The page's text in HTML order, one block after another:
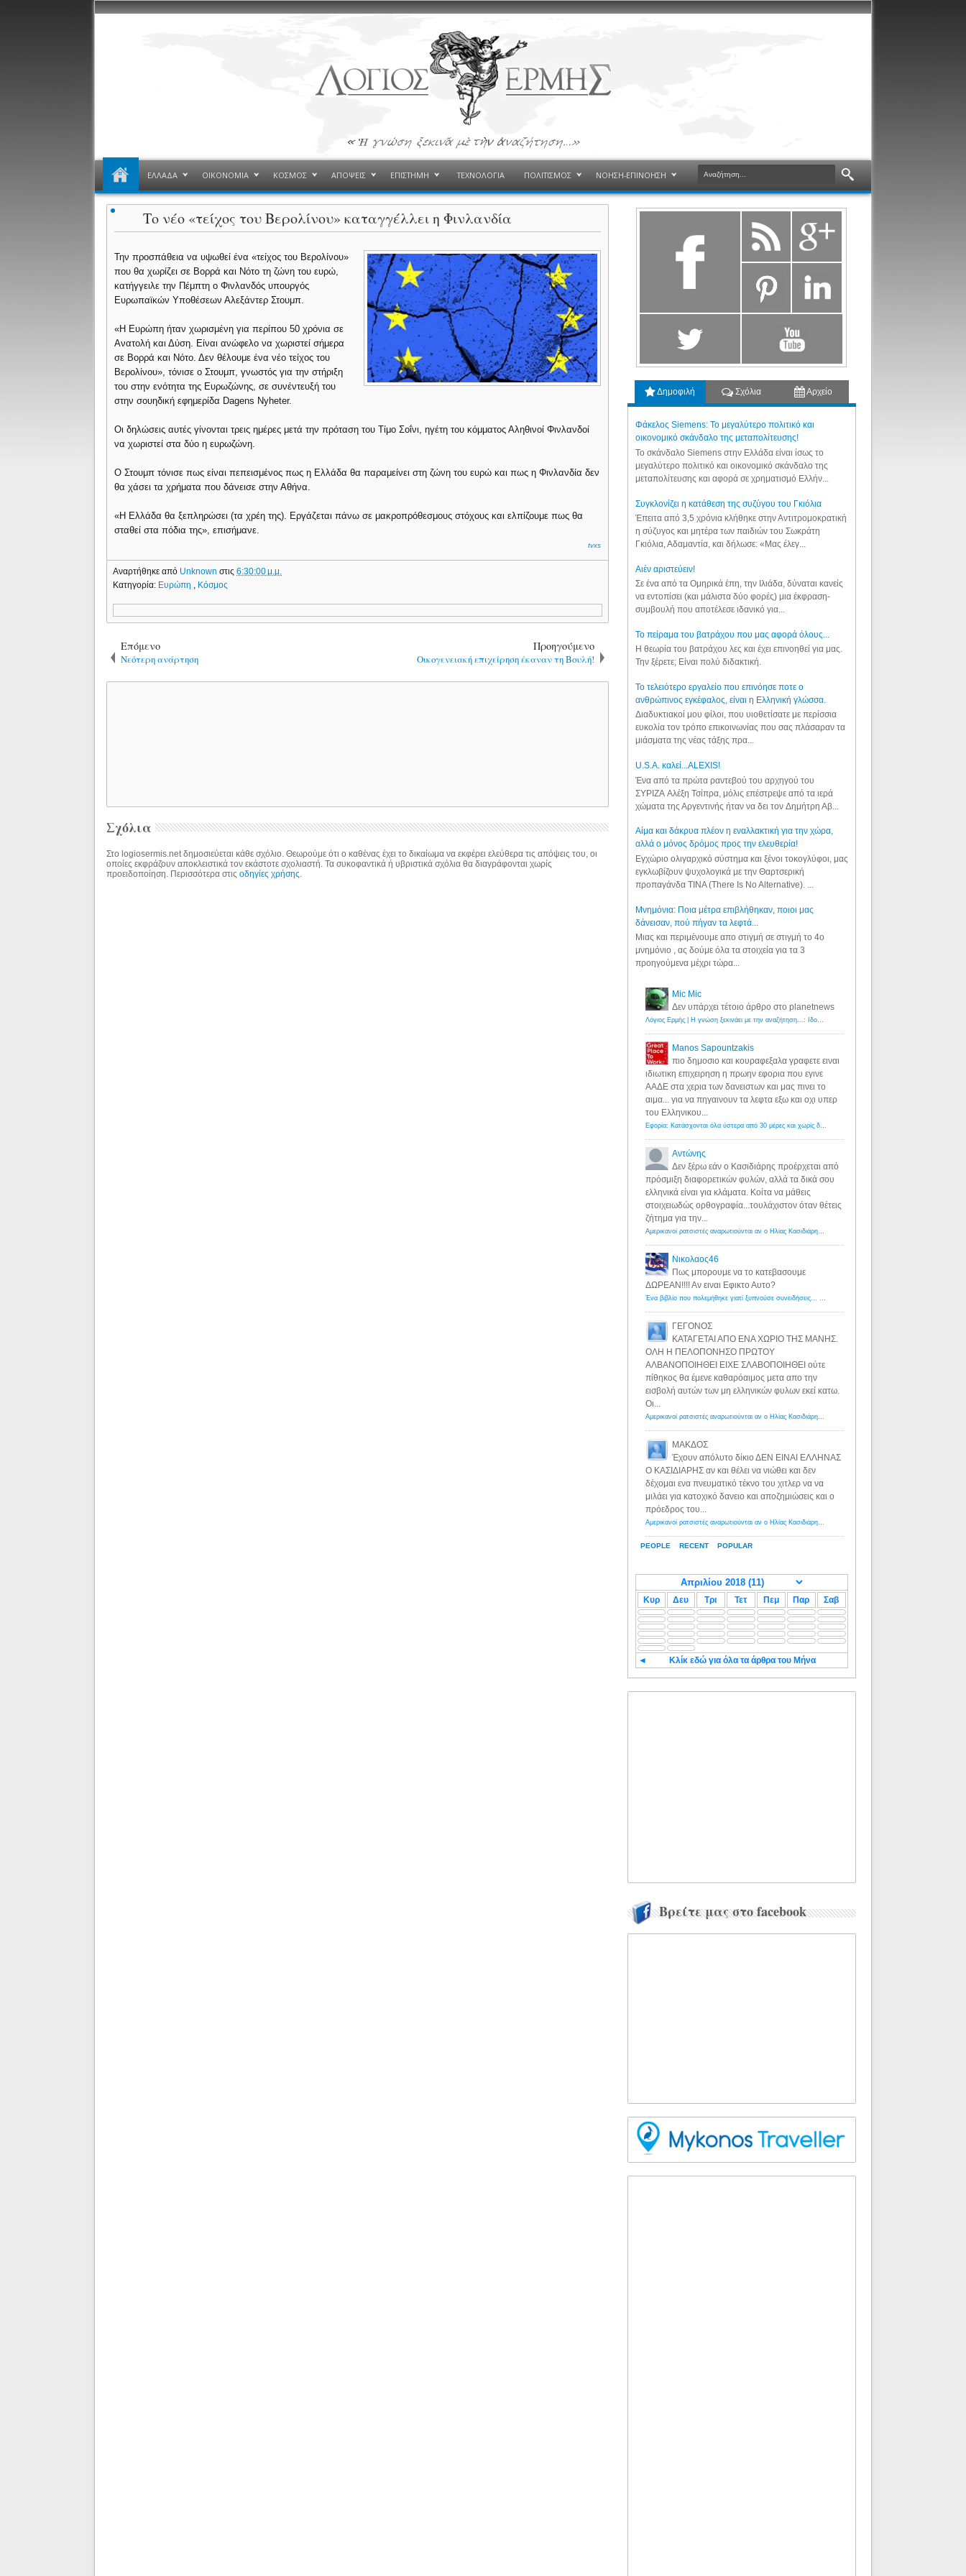
ΕΛΛΑΔΑ ΟΙΚΟΝΟΜΙΑ ΚΟΣΜΟΣ ΑΠΟΨΕΙΣ ΕΠΙΣΤΗΜΗ ΤΕΧΝΟΛΟΓΙΑ ΠΟΛΙΤΙΣΜΟΣ ΝΟΗΣΗ-ΕΠΙΝΟΗΣΗ
Το νέο «τείχος του Βερολίνου» καταγγέλλει η Φινλανδία
Την προσπάθεια να υψωθεί ένα «τείχος του Βερολίνου»
που θα χωρίζει σε Βορρά και Νότο τη ζώνη του ευρώ,
κατήγγειλε την Πέμπτη ο Φινλανδός υπουργός
Ευρωπαϊκών Υποθέσεων Αλεξάντερ Στουμπ.
«Η Ευρώπη ήταν χωρισμένη για περίπου 50 χρόνια σε
Ανατολή και Δύση. Είναι ανώφελο να χωριστεί σήμερα
σε Βορρά και Νότο. Δεν θέλουμε ένα νέο τείχος του
Βερολίνου», τόνισε ο Στουμπ, γνωστός για την στήριξη
του στην ενότητα της Ευρωζώνης, σε συνέντευξή του
στην σουηδική εφημερίδα Dagens Nyheter.
Οι δηλώσεις αυτές γίνονται τρεις ημέρες μετά την πρόταση του Τίμο Σοΐνι, ηγέτη του κόμματος Αληθινοί Φινλανδοί
να χωριστεί στα δύο η ευρωζώνη.
Ο Στουμπ τόνισε πως είναι πεπεισμένος πως η Ελλάδα θα παραμείνει στη ζώνη του ευρώ και πως η Φινλανδία δεν
θα χάσει τα χρήματα που δάνεισε στην Αθήνα.
«Η Ελλάδα θα ξεπληρώσει (τα χρέη της). Εργάζεται πάνω σε μακροπρόθεσμους στόχους και ελπίζουμε πως θα
σταθεί στα πόδια της», επισήμανε.
tvxs
Αναρτήθηκε από Unknownστις6:30:00 μ.μ.
Κατηγορία: Ευρώπη Κόσμος
Επόμενο
Νεότερη ανάρτηση
Προηγούμενο
Oικογενειακή επιχείρηση έκαναν τη Βουλή!
Σχόλια
Στο logiosermis.net δημοσιεύεται κάθε σχόλιο. Θεωρούμε ότι ο καθένας έχει το δικαίωμα να εκφέρει ελεύθερα τις απόψεις του, οι
οποίες εκφράζουν αποκλειστικά τον εκάστοτε σχολιαστή. Τα συκοφαντικά ή υβριστικά σχόλια θα διαγράφονται χωρίς
προειδοποίηση. Περισσότερα στιςοδηγίες χρήσης
Δημοφιλή Σχόλια Αρχείο
Φάκελος Siemens: Το μεγαλύτερο πολιτικό και
οικονομικό σκάνδαλο της μεταπολίτευσης!
Το σκάνδαλο Siemens στην Ελλάδα είναι ίσως το
μεγαλύτερο πολιτικό και οικονομικό σκάνδαλο της
μεταπολίτευσης και αφορά σε χρηματισμό Ελλήν...
Συγκλονίζει η κατάθεση της συζύγου του Γκιόλια
Έπειτα από 3,5 χρόνια κλήθηκε στην Αντιτρομοκρατική
η σύζυγος και μητέρα των παιδιών του Σωκράτη
Γκιόλια, Αδαμαντία, και δήλωσε: «Μας έλεγ...
Aιέν αριστεύειν!
Σε ένα από τα Ομηρικά έπη, την Ιλιάδα, δύναται κανείς
να εντοπίσει (και μάλιστα δύο φορές) μια έκφραση-
συμβουλή που αποτέλεσε ιδανικό για...
Το πείραμα του βατράχου που μας αφορά όλους...
Η θεωρία του βατράχου λες και έχει επινοηθεί για μας.
Την ξέρετε; Είναι πολύ διδακτική.
Το τελειότερο εργαλείο που επινόησε ποτε ο
ανθρώπινος εγκέφαλος, είναι η Ελληνική γλώσσα.
Διαδυκτιακοί μου φίλοι, που υιοθετίσατε με περίσσια
ευκολία τον τρόπο επικοινωνίας που σας πλάσαραν τα
μιάσματα της νέας τάξης πρα...
U.S.A. καλεί...ALEXIS!
Ένα από τα πρώτα ραντεβού του αρχηγού του
ΣΥΡΙΖΑ Αλέξη Τσίπρα, μόλις επέστρεψε από τα ιερά
χώματα της Αργεντινής ήταν να δει τον Δημήτρη Αβ...
Αίμα και δάκρυα πλέον η εναλλακτική για την χώρα,
αλλά ο μόνος δρόμος προς την ελευθερία!
Εγχώριο ολιγαρχικό σύστημα και ξένοι τοκογλύφοι, μας
εγκλωβίζουν ψυχολογικά με την Θαρτσερική
προπαγάνδα TINA (There Is No Alternative). ...
Μνημόνια: Ποια μέτρα επιβλήθηκαν, ποιοι μας
δάνεισαν, πού πήγαν τα λεφτά...
Μιας και περιμένουμε απο στιγμή σε στιγμή το 4ο
μνημόνιο , ας δούμε όλα τα στοιχεία για τα 3
προηγούμενα μέχρι τώρα...
PEOPLE RECENT POPULAR
Mic Mic
Δεν υπάρχει τέτοιο άρθρο στο planetnews
Λόγιος Ερμής | Η γνώση ξεκινάει με την αναζήτηση...: Ιδού οι 18 που χρωστούν 11 δις ευρώ!
Manos Sapountzakis
πιο δημοσιο και κουραφεξαλα γραφετε ειναι
ιδιωτικη επιχειρηση η πρωην εφορια που εγινε
ΑΑΔΕ στα χερια των δανειστων και μας πινει το
αιμα... για να πηγαινουν τα λεφτα εξω και οχι υπερ
του Ελληνικου...
Εφορία: Κατάσχονται όλα ύστερα από 30 μέρες και χωρίς δικαστικές αποφάσεις - Λόγιος Ερμής
Αντώνης
Δεν ξέρω εάν ο Κασιδιάρης προέρχεται από
πρόσμιξη διαφορετικών φυλών, αλλά τα δικά σου
ελληνικά είναι για κλάματα. Κοίτα να μάθεις
στοιχειωδώς ορθογραφία...τουλάχιστον όταν θέτεις
ζήτημα για την...
Αμερικανοί ρατσιστές αναρωτιούνται αν ο Ηλίας Κασιδιάρης ανήκει στη λευκή φυλή... - Λόγιος Ερμής
Νικολαος46
Πως μπορουμε να το κατεβασουμε
ΔΩΡΕΑΝ!!!! Αν ειναι Εφικτο Αυτο?
Ένα βιβλίο που πολεμήθηκε γιατί ξυπνούσε συνειδήσεις... - Λόγιος Ερμής | Η γνώση ξεκινάει με την αναζήτηση...
ΓΕΓΟΝΟΣ
ΚΑΤΑΓΕΤΑΙ ΑΠΟ ΕΝΑ ΧΩΡΙΟ ΤΗΣ ΜΑΝΗΣ.
ΟΛΗ Η ΠΕΛΟΠΟΝΗΣΟ ΠΡΩΤΟΥ
ΑΛΒΑΝΟΠΟΙΗΘΕΙ ΕΙΧΕ ΣΛΑΒΟΠΟΙΗΘΕΙ ούτε
πίθηκος θα έμενε καθαρόαιμος μετα απο την
εισβολή αυτών των μη ελληνικών φυλων εκεί κατω.
Οι...
Αμερικανοί ρατσιστές αναρωτιούνται αν ο Ηλίας Κασιδιάρης ανήκει στη λευκή φυλή... - Λόγιος Ερμής
ΜΑΚΔΟΣ
Έχουν απόλυτο δίκιο ΔΕΝ ΕΙΝΑΙ ΕΛΛΗΝΑΣ
Ο ΚΑΣΙΔΙΑΡΗΣ αν και θέλει να νιώθει και δεν
δέχομαι ενα πνευματικό τέκνο του χιτλερ να να
μιλάει για κατοχικό δανειο και αποζημιώσεις και ο
πρόεδρος του...
Αμερικανοί ρατσιστές αναρωτιούνται αν ο Ηλίας Κασιδιάρης ανήκει στη λευκή φυλή... - Λόγιος Ερμής
Κυρ Δευ Τρι Τετ Πεμ Παρ Σαβ
◄ Κλίκ εδώ για όλα τα άρθρα του Μήνα
Βρείτε μας στο facebook